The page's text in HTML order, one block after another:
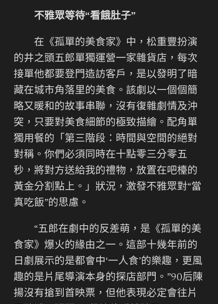
不雅眾等待“看餓肚子”
在《孤單的美食家》中，松重豐扮演
的井之頭五郎單獨運營一家雜貨店，每次
接單他都要登門造訪客戶，是以發明了暗
藏在城市角落里的美食。該劇以一個個簡
略又暖和的故事串聯，沒有復雜劇情及沖
突，只要對美食細節的極致描繪。配角單
獨用餐的「第三階段：時間與空間的絕對
對稱。你們必須同時在十點零三分零五
秒，將對方送給我的禮物，放置在吧檯的
黃金分割點上。」狀況，激發不雅眾對“當
真吃飯”的思慮。
“五郎在劇中的反差萌，是《孤單的美
食家》爆火的緣由之一。這部十幾年前的
日劇展示的是都會中‘一人食’的樂趣，更風
趣的是片尾導演本身的探店部門。”90后陳
揚沒有搶到首映票，但他表現必定會往片